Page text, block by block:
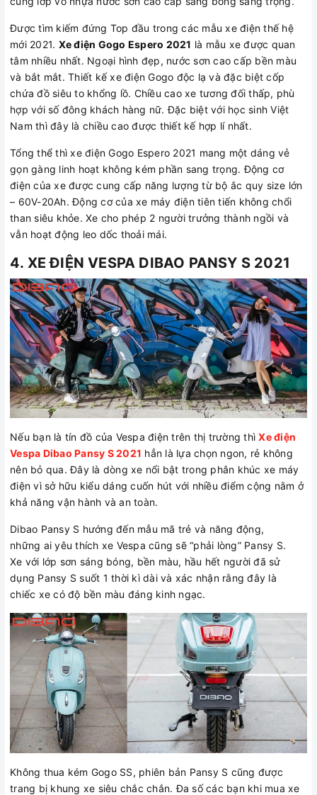
Được tìm kiếm đứng Top đầu trong các mẫu xe điện thế hệ
mới 2021. Xe điện Gogo Espero 2021 là mẫu xe được quan
tâm nhiều nhất. Ngoại hình đẹp, nước sơn cao cấp bền màu
và bắt mắt. Thiết kế xe điện Gogo độc lạ và đặc biệt cốp
chứa đồ siêu to khổng lồ. Chiều cao xe tương đối thấp, phù
hợp với số đông khách hàng nữ. Đặc biệt với học sinh Việt
Nam thì đây là chiều cao được thiết kế hợp lí nhất.
Tổng thể thì xe điện Gogo Espero 2021 mang một dáng vẻ
gọn gàng linh hoạt không kém phần sang trọng. Động cơ
điện của xe được cung cấp năng lượng từ bộ ắc quy size lớn
– 60V-20Ah. Động cơ của xe máy điện tiên tiến không chổi
than siêu khỏe. Xe cho phép 2 người trưởng thành ngồi và
vẫn hoạt động leo dốc thoải mái.
4. XE ĐIỆN VESPA DIBAO PANSY S 2021
Nếu bạn là tín đồ của Vespa điện trên thị trường thìXe điện
Vespa Dibao Pansy S 2021 hẳn là lựa chọn ngon, rẻ không
nên bỏ qua. Đây là dòng xe nổi bật trong phân khúc xe máy
điện vì sở hữu kiểu dáng cuốn hút với nhiều điểm cộng nằm ở
khả năng vận hành và an toàn.
Dibao Pansy S hướng đến mẫu mã trẻ và năng động,
những ai yêu thích xe Vespa cũng sẽ “phải lòng” Pansy S.
Xe với lớp sơn sáng bóng, bền màu, hầu hết người đã sử
dụng Pansy S suốt 1 thời kì dài và xác nhận rằng đây là
chiếc xe có độ bền màu đáng kinh ngạc.
Không thua kém Gogo SS, phiên bản Pansy S cũng được
trang bị khung xe siêu chắc chắn. Đa số các bạn khi mua xe